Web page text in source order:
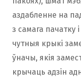
аздабленне на
з самага пачатку
чутныя крыкі
ўначы, якія
крычаць адзін